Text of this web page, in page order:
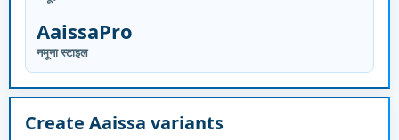
AaissaPro
नमूना स्टाइल
Create Aaissa variants